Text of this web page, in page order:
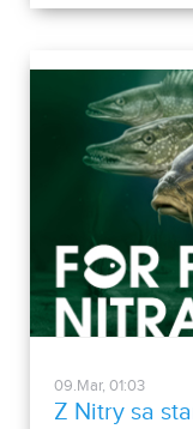
09.Mar, 01:03
Z Nitry sa